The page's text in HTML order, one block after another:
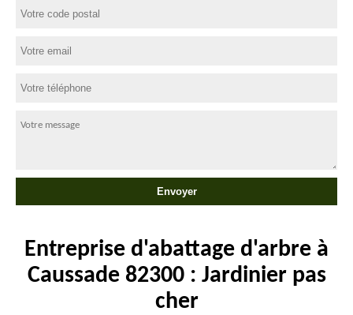
Entreprise d'abattage d'arbre à
Caussade 82300 : Jardinier pas
cher